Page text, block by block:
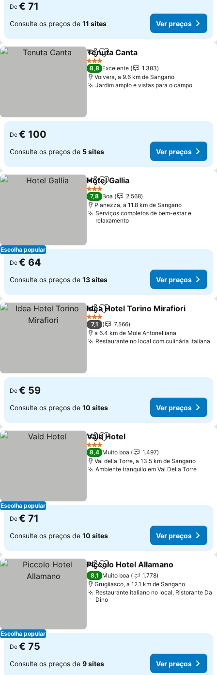
De € 71
Consulte os preços de 11 sites Ver preços
PartilharAdicionar aos favoritos
Tenuta Canta
3 Estrelas
8,8 Excelente
1.383
Volvera, a 9.6 km de Sangano
Jardim amplo e vistas para o campoVer
De € 100
Consulte os preços de 5 sites Ver preços
Escolha popular
PartilharAdicionar aos favoritos
Hotel Gallia
3 Estrelas
7,8 Boa
2.568
Pianezza, a 11.8 km de Sangano
Serviços completos de bem-estar e
relaxamento
De € 64
Consulte os preços de 13 sites Ver preços
PartilharAdicionar aos favoritos
Idea Hotel Torino Mirafiori
3 Estrelas
7,1
7.566
a 6.4 km de Mole Antonelliana
Restaurante no local com culinária italiana
De € 59
Consulte os preços de 10 sites Ver preços
Escolha popular
PartilharAdicionar aos favoritos
Vald Hotel
3 Estrelas
8,4 Muito boa
1.497
Val della Torre, a 13.5 km de Sangano
Ambiente tranquilo em Val Della TorreVer
De € 71
Consulte os preços de 10 sites Ver preços
Escolha popular
PartilharAdicionar aos favoritos
Piccolo Hotel Allamano
8,1 Muito boa
1.778
Grugliasco, a 12.1 km de Sangano
Restaurante italiano no local, Ristorante Da
Dino
De € 75
Consulte os preços de 9 sites Ver preços